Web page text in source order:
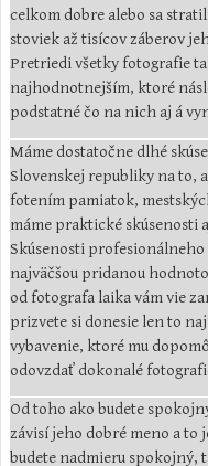
celkom dobre alebo sa
stoviek až tisícov záberov
Pretriedi všetky fotografie
najhodnotnejším, ktoré
podstatné čo na nich aj á
Máme dostatočne dlhé
Slovenskej republiky na to,
fotením pamiatok,
máme praktické skúsenosti
Skúsenosti profesionálneho
najväčšou pridanou
od fotografa laika vám vie
prizvete si donesie len to
vybavenie, ktoré mu
odovzdať dokonalé
Od toho ako budete
závisí jeho dobré meno a to
budete nadmieru spokojný,